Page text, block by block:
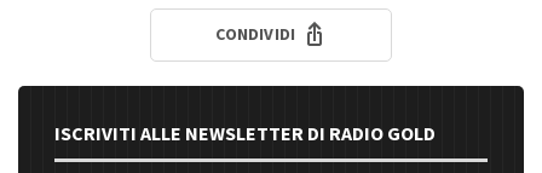
CONDIVIDI
ISCRIVITI ALLE NEWSLETTER DI RADIO GOLD